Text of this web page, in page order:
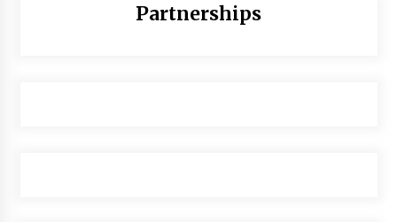
Partnerships